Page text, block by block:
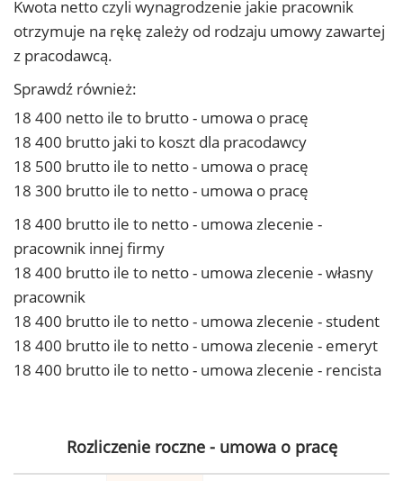
Kwota netto czyli wynagrodzenie jakie pracownik
otrzymuje na rękę zależy od rodzaju umowy zawartej
z pracodawcą.
Sprawdź również:
18 400 netto ile to brutto - umowa o pracę
18 400 brutto jaki to koszt dla pracodawcy
18 500 brutto ile to netto - umowa o pracę
18 300 brutto ile to netto - umowa o pracę
18 400 brutto ile to netto - umowa zlecenie -
pracownik innej firmy
18 400 brutto ile to netto - umowa zlecenie - własny
pracownik
18 400 brutto ile to netto - umowa zlecenie - student
18 400 brutto ile to netto - umowa zlecenie - emeryt
18 400 brutto ile to netto - umowa zlecenie - rencista
Rozliczenie roczne - umowa o pracę